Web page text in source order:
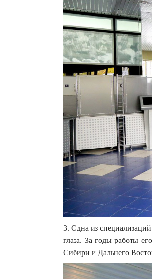
3. Одна из специализаций
глаза. За годы работы
Сибири и Дальнего